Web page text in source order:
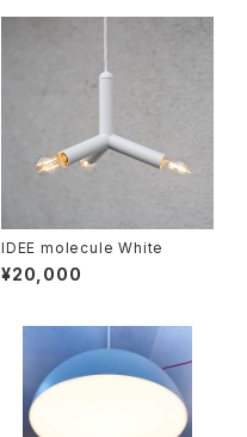
IDEE molecule White
¥20,000